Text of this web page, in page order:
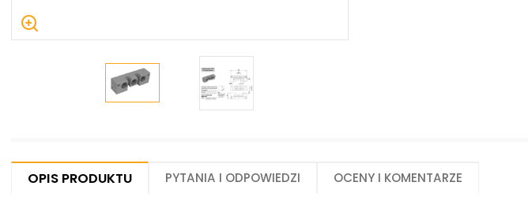
Opis produktu Pytania i odpowiedzi Oceny i komentarze